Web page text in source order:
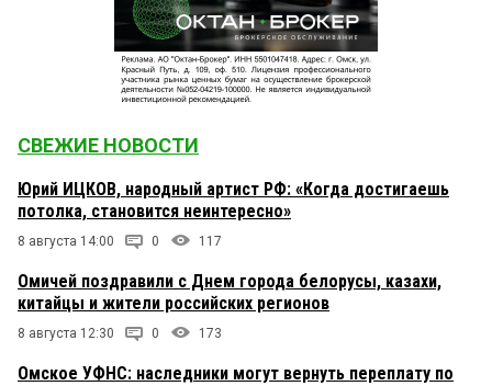
СВЕЖИЕ НОВОСТИ
Юрий ИЦКОВ, народный артист РФ: «Когда достигаешь
потолка, становится неинтересно»
8 августа 14:00 0 117
Омичей поздравили с Днем города белорусы, казахи,
китайцы и жители российских регионов
8 августа 12:30 0 173
Омское УФНС: наследники могут вернуть переплату по